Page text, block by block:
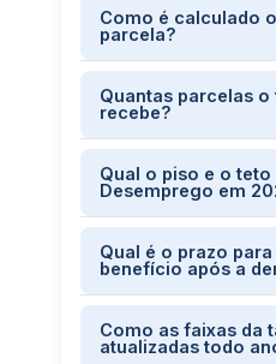
Como é calculado
parcela?
Quantas parcelas
recebe?
Qual o piso e o
Desemprego em
Qual é o prazo
benefício após a
Como as faixas da
atualizadas todo